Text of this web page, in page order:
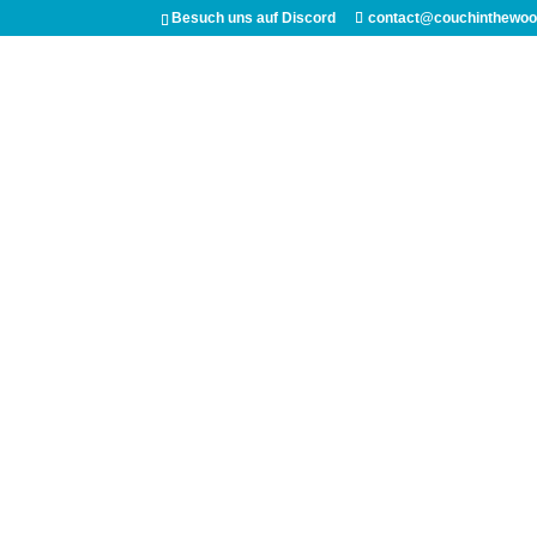
Besuch uns auf Discord